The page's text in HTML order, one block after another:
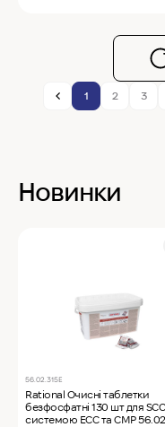
1 2 3
Новинки
56.02.315E
Rational Очисні таблетки
безфосфатні 130 шт для
системою ECC та CMP